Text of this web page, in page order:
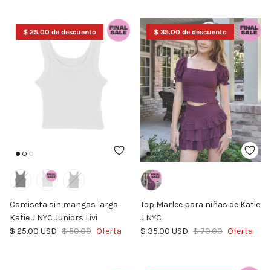
$ 25.00 de descuento
Camiseta sin mangas larga
Katie J NYC Juniors Livi
Precio de venta
$ 25.00 USD Precio normal
$ 50.00 Oferta
$ 35.00 de descuento
Top Marlee para niñas de Katie
J NYC
Precio de venta
$ 35.00 USD Precio normal
$ 70.00 Oferta